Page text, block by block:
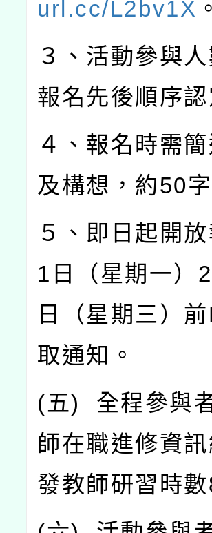
url.cc/L2bv1X 。
３、活動參與人
報名先後順序認
４、報名時需
及構想，約50
５、即日起開
1 日（星期一）
日（星期三）前
取通知。
(五) 全程參與
師在職進修資
發教師研習時數